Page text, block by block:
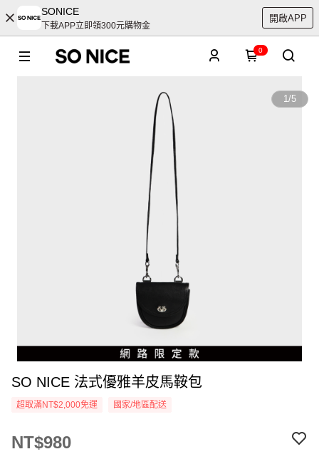
SONICE
下載APP立即領300元購物金
開啟APP
0
1/5
SO NICE 法式優雅羊皮馬鞍包
超取滿NT$2,000免運 國家/地區配送
NT$980